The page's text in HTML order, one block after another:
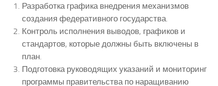
Разработка графика внедрения механизмов
создания федеративного государства.
Контроль исполнения выводов, графиков и
стандартов, которые должны быть включены в
план.
Подготовка руководящих указаний и мониторинг
программы правительства по наращиванию